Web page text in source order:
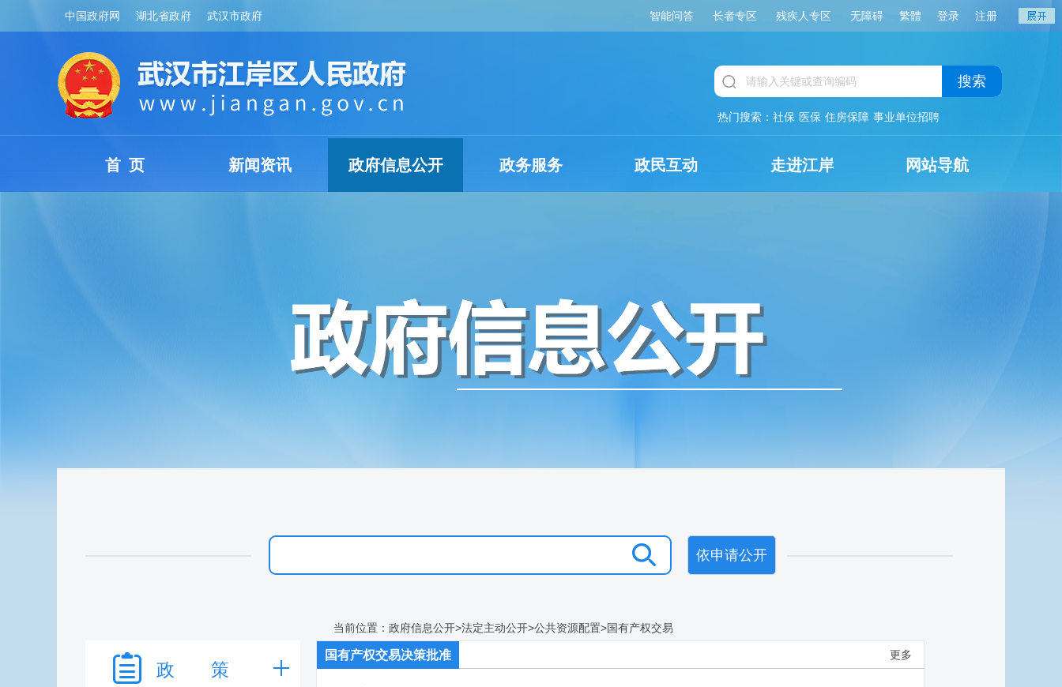
中国政府网 湖北省政府 武汉市政府 智能问答 长者专区 残疾人专区 无障碍 繁體 登录 注册
搜索
热门搜索： 社保 医保 住房保障 事业单位招聘
首 页 新闻资讯 政府信息公开 政务服务 政民互动 走进江岸 网站导航
依申请公开
政 策
当前位置： 政府信息公开>法定主动公开>公共资源配置>国有产权交易
国有产权交易决策批准 更多